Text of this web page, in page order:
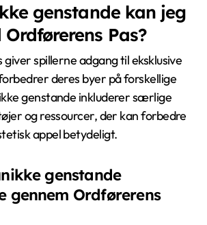
genstande kan jeg
Pas?
spillerne adgang til eksklusive
deres byer på forskellige
genstande inkluderer særlige
og ressourcer, der kan forbedre
appel betydeligt.
genstande
gennem Ordførerens